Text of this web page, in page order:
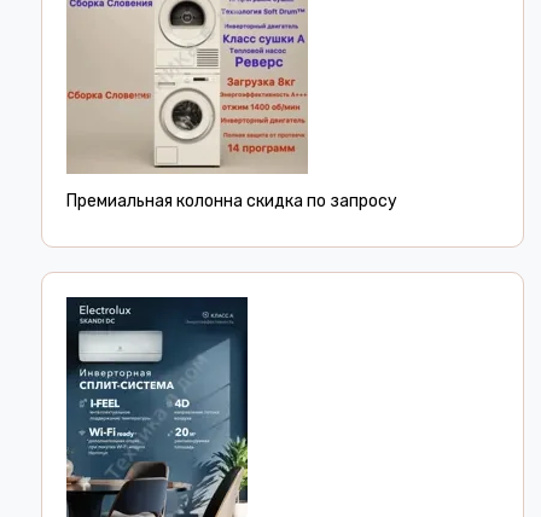
Премиальная колонна скидка по запросу